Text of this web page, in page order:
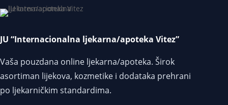
JU “Internacionalna ljekarna/apoteka Vitez”
Vaša pouzdana online ljekarna/apoteka. Širok
asortiman lijekova, kozmetike i dodataka prehrani
po ljekarničkim standardima.